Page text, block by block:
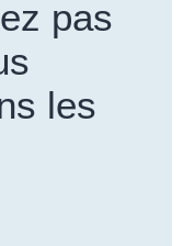
pas
les